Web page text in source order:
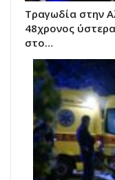
Τραγωδία στην
48χρονος
στο…